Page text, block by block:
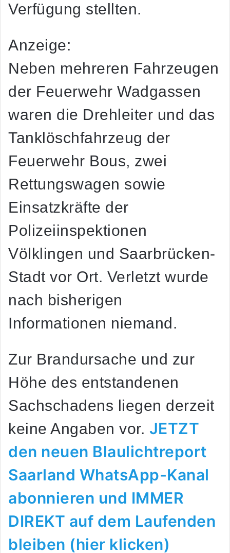
Verfügung stellten.
Anzeige:
Neben mehreren Fahrzeugen
der Feuerwehr Wadgassen
waren die Drehleiter und das
Tanklöschfahrzeug der
Feuerwehr Bous, zwei
Rettungswagen sowie
Einsatzkräfte der
Polizeiinspektionen
Völklingen und Saarbrücken-
Stadt vor Ort. Verletzt wurde
nach bisherigen
Informationen niemand.
Zur Brandursache und zur
Höhe des entstandenen
Sachschadens liegen derzeit
keine Angaben vor. JETZT
den neuen Blaulichtreport
Saarland WhatsApp-Kanal
abonnieren und IMMER
DIREKT auf dem Laufenden
bleiben (hier klicken)